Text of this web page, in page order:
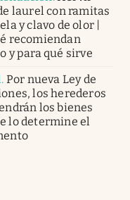
laurel con ramitas
y clavo de olor |
recomiendan
y para qué sirve
. Por nueva Ley de
los herederos
los bienes
lo determine el